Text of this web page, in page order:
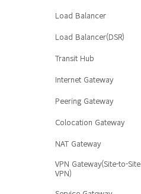
Load Balancer
Load Balancer(DSR)
Transit Hub
Internet Gateway
Peering Gateway
Colocation Gateway
NAT Gateway
VPN Gateway(Site-to-Site
VPN)